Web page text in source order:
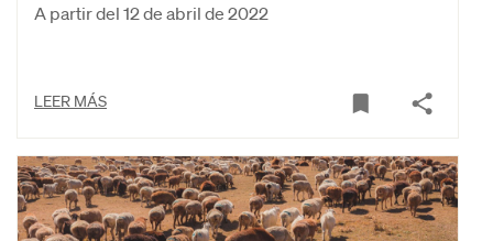
A partir del 12 de abril de 2022
LEER MÁS